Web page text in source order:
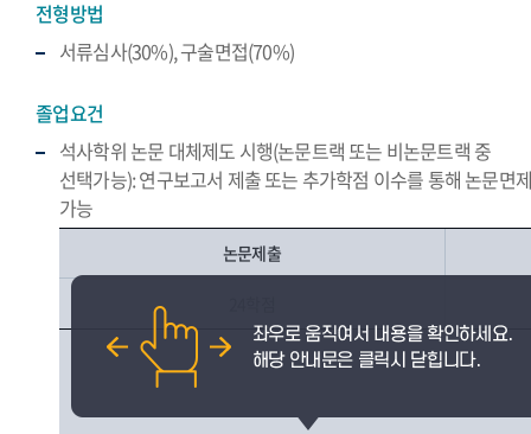
전형방법
서류심사(30%), 구술면접(70%)
졸업요건
석사학위 논문 대체제도 시행(논문트랙 또는 비논문트랙 중
선택가능): 연구보고서 제출 또는 추가학점 이수를 통해 논문면
가능
논문제출